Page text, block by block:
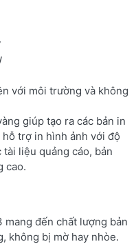
với môi trường và không
giúp tạo ra các bản in
trợ in hình ảnh với độ
liệu quảng cáo, bản
cao.
mang đến chất lượng bản
không bị mờ hay nhòe.